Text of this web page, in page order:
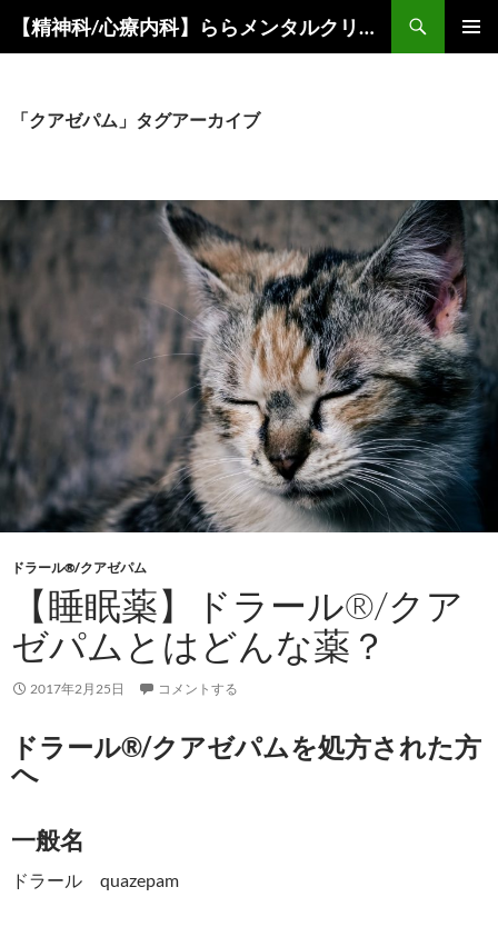
キ
【精神科/心療内科】ららメンタルクリニック
「クアゼパム」タグアーカイブ
ドラール®/クアゼパム
【睡眠薬】ドラール®/クア
ゼパムとはどんな薬？
2017年2月25日 コメントする
ドラール®/クアゼパムを処方された方
へ
一般名
ドラール quazepam